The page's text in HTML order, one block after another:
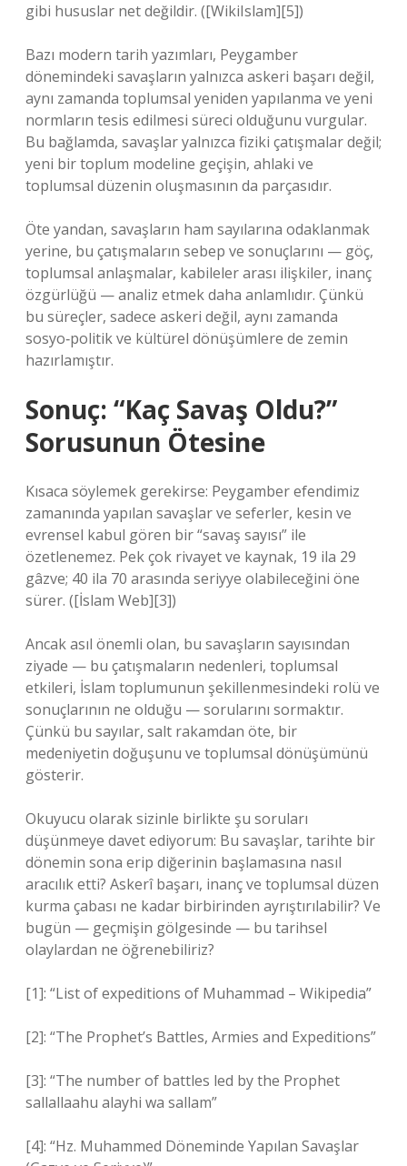
gibi hususlar net değildir. ([WikiIslam][5])
Bazı modern tarih yazımları, Peygamber
dönemindeki savaşların yalnızca askeri başarı değil,
aynı zamanda toplumsal yeniden yapılanma ve yeni
normların tesis edilmesi süreci olduğunu vurgular.
Bu bağlamda, savaşlar yalnızca fiziki çatışmalar değil;
yeni bir toplum modeline geçişin, ahlaki ve
toplumsal düzenin oluşmasının da parçasıdır.
Öte yandan, savaşların ham sayılarına odaklanmak
yerine, bu çatışmaların sebep ve sonuçlarını — göç,
toplumsal anlaşmalar, kabileler arası ilişkiler, inanç
özgürlüğü — analiz etmek daha anlamlıdır. Çünkü
bu süreçler, sadece askeri değil, aynı zamanda
sosyo‑politik ve kültürel dönüşümlere de zemin
hazırlamıştır.
Sonuç: “Kaç Savaş Oldu?”
Sorusunun Ötesine
Kısaca söylemek gerekirse: Peygamber efendimiz
zamanında yapılan savaşlar ve seferler, kesin ve
evrensel kabul gören bir “savaş sayısı” ile
özetlenemez. Pek çok rivayet ve kaynak, 19 ila 29
gâzve; 40 ila 70 arasında seriyye olabileceğini öne
sürer. ([İslam Web][3])
Ancak asıl önemli olan, bu savaşların sayısından
ziyade — bu çatışmaların nedenleri, toplumsal
etkileri, İslam toplumunun şekillenmesindeki rolü ve
sonuçlarının ne olduğu — sorularını sormaktır.
Çünkü bu sayılar, salt rakamdan öte, bir
medeniyetin doğuşunu ve toplumsal dönüşümünü
gösterir.
Okuyucu olarak sizinle birlikte şu soruları
düşünmeye davet ediyorum: Bu savaşlar, tarihte bir
dönemin sona erip diğerinin başlamasına nasıl
aracılık etti? Askerî başarı, inanç ve toplumsal düzen
kurma çabası ne kadar birbirinden ayrıştırılabilir? Ve
bugün — geçmişin gölgesinde — bu tarihsel
olaylardan ne öğrenebiliriz?
[1]: “List of expeditions of Muhammad – Wikipedia”
[2]: “The Prophet’s Battles, Armies and Expeditions”
[3]: “The number of battles led by the Prophet
sallallaahu alayhi wa sallam”
[4]: “Hz. Muhammed Döneminde Yapılan Savaşlar